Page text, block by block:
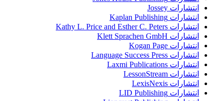
انتشارات Jossey
انتشارات Kaplan Publishing
انتشارات Kathy L. Price and Esther C. Peters
انتشارات Klett Sprachen GmbH
انتشارات Kogan Page
انتشارات Language Success Press
انتشارات Laxmi Publications
انتشارات LessonStream
انتشارات LexisNexis
انتشارات LID Publishing